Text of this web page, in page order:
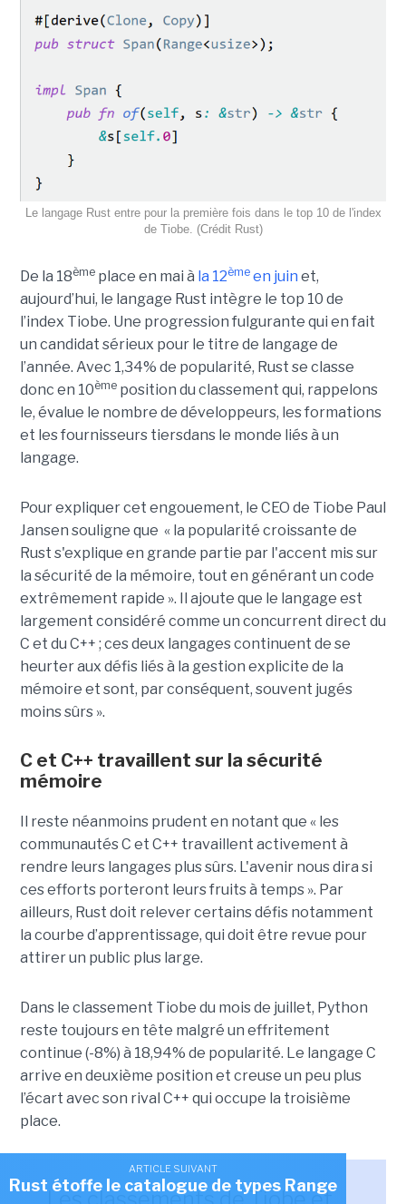
Le langage Rust entre pour la première fois dans le top 10 de l'index
de Tiobe. (Crédit Rust)
De la 18èmeplace en mai à la 12èmeen juin et,
aujourd’hui, le langage Rust intègre le top 10 de
l’index Tiobe. Une progression fulgurante qui en fait
un candidat sérieux pour le titre de langage de
l’année. Avec 1,34% de popularité, Rust se classe
donc en 10èmeposition du classement qui, rappelons
le, évalue le nombre de développeurs, les formations
et les fournisseurs tiersdans le monde liés à un
langage.
Pour expliquer cet engouement, le CEO de Tiobe Paul
Jansen souligne que « la popularité croissante de
Rust s'explique en grande partie par l'accent mis sur
la sécurité de la mémoire, tout en générant un code
extrêmement rapide ». Il ajoute que le langage est
largement considéré comme un concurrent direct du
C et du C++ ; ces deux langages continuent de se
heurter aux défis liés à la gestion explicite de la
mémoire et sont, par conséquent, souvent jugés
moins sûrs ».
C et C++ travaillent sur la sécurité
mémoire
Il reste néanmoins prudent en notant que « les
communautés C et C++ travaillent activement à
rendre leurs langages plus sûrs. L'avenir nous dira si
ces efforts porteront leurs fruits à temps ». Par
ailleurs, Rust doit relever certains défis notamment
la courbe d’apprentissage, qui doit être revue pour
attirer un public plus large.
Dans le classement Tiobe du mois de juillet, Python
reste toujours en tête malgré un effritement
continue (-8%) à 18,94% de popularité. Le langage C
arrive en deuxième position et creuse un peu plus
l’écart avec son rival C++ qui occupe la troisième
place.
ARTICLE SUIVANT
Rust étoffe le catalogue de types Range